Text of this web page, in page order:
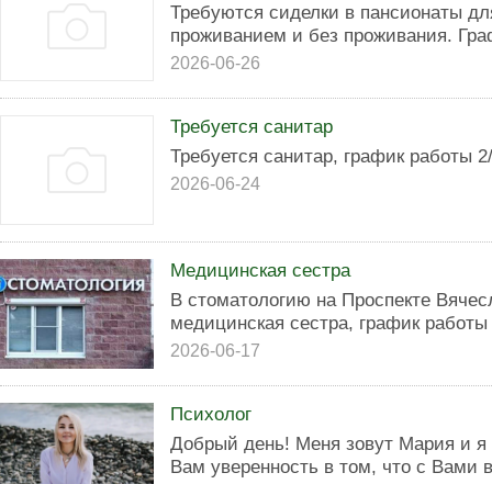
Требуются сиделки в пансионаты
проживанием и без проживания.
2026-06-26
Требуется санитар
Требуется санитар, график работы
2026-06-24
Медицинская сестра
В стоматологию на Проспекте
медицинская сестра, график
2026-06-17
Психолог
Добрый день! Меня зовут Мария и я
Вам уверенность в том, что с Вами